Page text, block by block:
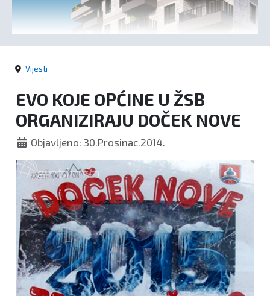
Politika
Vijesti
EVO KOJE OPĆINE U ŽSB
ORGANIZIRAJU DOČEK NOVE
Objavljeno: 30.Prosinac.2014.